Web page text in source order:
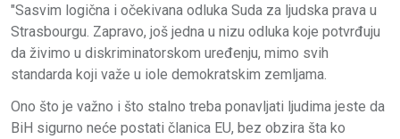
"Sasvim logična i očekivana odluka Suda za ljudska prava u
Strasbourgu. Zapravo, još jedna u nizu odluka koje potvrđuju
da živimo u diskriminatorskom uređenju, mimo svih
standarda koji važe u iole demokratskim zemljama.
Ono što je važno i što stalno treba ponavljati ljudima jeste da
BiH sigurno neće postati članica EU, bez obzira šta ko